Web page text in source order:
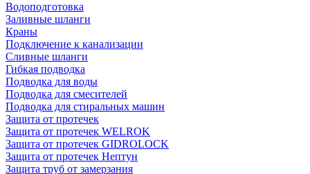
Водоподготовка
Заливные шланги
Краны
Подключение к канализации
Сливные шланги
Гибкая подводка
Подводка для воды
Подводка для смесителей
Подводка для стиральных машин
Защита от протечек
Защита от протечек WELROK
Защита от протечек GIDROLOCK
Защита от протечек Нептун
Защита труб от замерзания